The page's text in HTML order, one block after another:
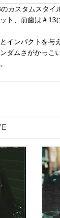
カスタムスタイ
ト、前歯は＃13
インパクトを与
ダムさがかっこ